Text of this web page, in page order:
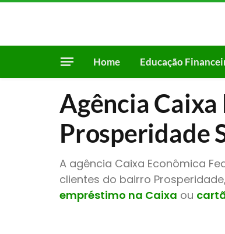
Home Educação
Agência
Prosperidade
A agência Caixa Econômica
clientes do bairro
empréstimo na Caixa ou